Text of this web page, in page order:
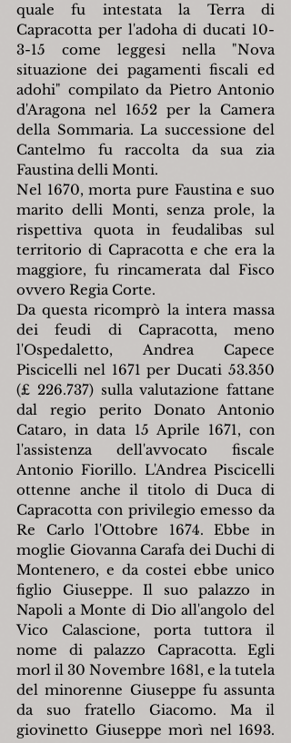
quale fu intestata la Terra di
Capracotta per l'adoha di ducati 10-
3-15 come leggesi nella "Nova
situazione dei pagamenti fiscali ed
adohi" compilato da Pietro Antonio
d'Aragona nel 1652 per la Camera
della Sommaria. La successione del
Cantelmo fu raccolta da sua zia
Faustina delli Monti.
Nel 1670, morta pure Faustina e suo
marito delli Monti, senza prole, la
rispettiva quota in feudalibas sul
territorio di Capracotta e che era la
maggiore, fu rincamerata dal Fisco
ovvero Regia Corte.
Da questa ricomprò la intera massa
dei feudi di Capracotta, meno
l'Ospedaletto, Andrea Capece
Piscicelli nel 1671 per Ducati 53.350
(£ 226.737) sulla valutazione fattane
dal regio perito Donato Antonio
Cataro, in data 15 Aprile 1671, con
l'assistenza dell'avvocato fiscale
Antonio Fiorillo. L'Andrea Piscicelli
ottenne anche il titolo di Duca di
Capracotta con privilegio emesso da
Re Carlo l'Ottobre 1674. Ebbe in
moglie Giovanna Carafa dei Duchi di
Montenero, e da costei ebbe unico
figlio Giuseppe. Il suo palazzo in
Napoli a Monte di Dio all'angolo del
Vico Calascione, porta tuttora il
nome di palazzo Capracotta. Egli
morl il 30 Novembre 1681, e la tutela
del minorenne Giuseppe fu assunta
da suo fratello Giacomo. Ma il
giovinetto Giuseppe morì nel 1693.